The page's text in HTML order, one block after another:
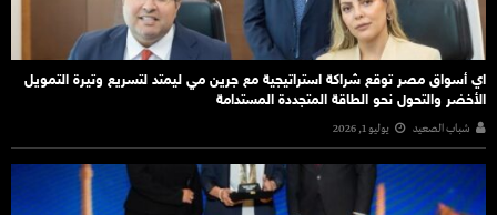
اي أسواق مصر توقع شراكة استراتيجية مع جرين مي ليمتد لتسريع وتيرة التمويل
الأخضر والتحول نحو الطاقة المتجددة المستدامة
شباب الصعيد يوليو 1, 2026